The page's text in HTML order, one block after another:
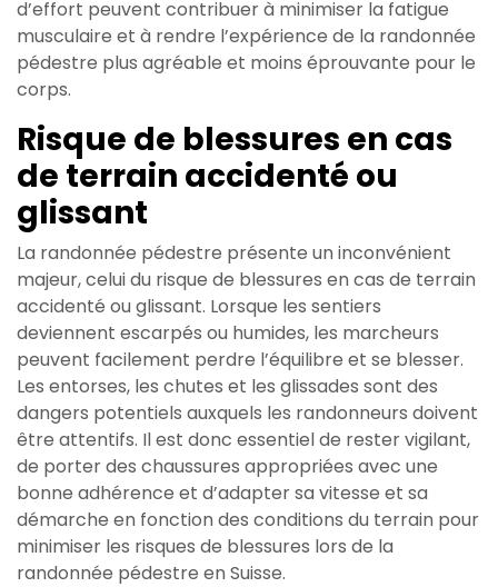
d’effort peuvent contribuer à minimiser la fatigue
musculaire et à rendre l’expérience de la randonnée
pédestre plus agréable et moins éprouvante pour le
corps.
Risque de blessures en cas
de terrain accidenté ou
glissant
La randonnée pédestre présente un inconvénient
majeur, celui du risque de blessures en cas de terrain
accidenté ou glissant. Lorsque les sentiers
deviennent escarpés ou humides, les marcheurs
peuvent facilement perdre l’équilibre et se blesser.
Les entorses, les chutes et les glissades sont des
dangers potentiels auxquels les randonneurs doivent
être attentifs. Il est donc essentiel de rester vigilant,
de porter des chaussures appropriées avec une
bonne adhérence et d’adapter sa vitesse et sa
démarche en fonction des conditions du terrain pour
minimiser les risques de blessures lors de la
randonnée pédestre en Suisse.